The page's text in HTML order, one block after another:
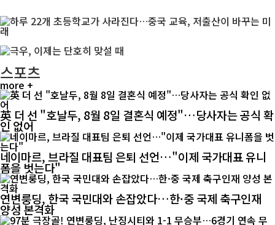
스포츠
more +
英 더 선 "호날두, 8월 8일 결혼식 예정"…당사자는 공식 확
인 없어
네이마르, 브라질 대표팀 은퇴 선언…"이제 국가대표 유니
폼을 벗는다"
연변룽딩, 한국 국민대와 손잡았다…한·중 국제 축구인재
양성 본격화